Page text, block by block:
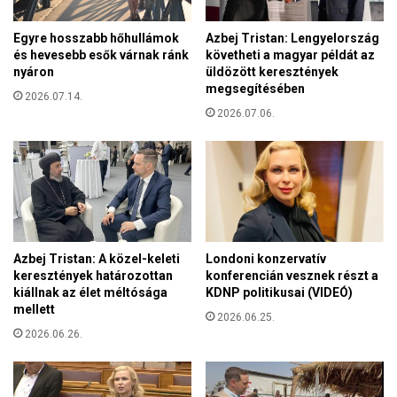
e
y
i
t
m
i
í
n
a
-
f
é
l
z
n
t
k
e
z
i
f
ü
l
e
t
é
t
f
l
Egyre hosszabb hőhullámok
és hevesebb esők várnak ránk
nyáron
2026.07.14.
Azbej Tristan: Lengyelország
követheti a magyar példát az
üldözött keresztények
megsegítésében
2026.07.06.
Azbej Tristan: A közel-keleti
keresztények határozottan
kiállnak az élet méltósága
mellett
2026.06.26.
Londoni konzervatív
konferencián vesznek részt a
KDNP politikusai (VIDEÓ)
2026.06.25.